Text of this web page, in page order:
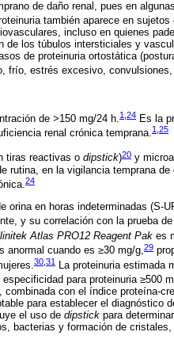
de daño renal, pues en
también aparece en
incluso en quienes
de los túbulos intersticiales y
de proteinuria ortostática
frío, estrés excesivo, convulsiones,
de >150 mg/24 h. 1 24 Es la
renal crónica temprana.1 25
tiras reactivas o dipstick)20 y
rutina, en la vigilancia temprana
24
orina en horas indeterminadas (S-
y su correlación con la prueba
Atlas PRO12 Reagent Pak es
anormal cuando es ≥30 mg/g,29
30 31 La proteinuria estimada
para proteinuria ≥500
, combinada con el índice proteína-
para establecer el diagnóstico
el uso de dipstick para
bacterias y formación de